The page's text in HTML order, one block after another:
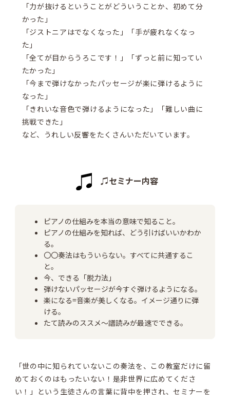
「力が抜けるということがどういうことか、初めて分
かった」
「ジストニアはでなくなった」「手が疲れなくなっ
た」
「全てが目からうろこです！」「ずっと前に知ってい
たかった」
「今まで弾けなかったパッセージが楽に弾けるように
なった」
「きれいな音色で弾けるようになった」「難しい曲に
挑戦できた」
など、うれしい反響をたくさんいただいています。
♫セミナー内容
ピアノの仕組みを本当の意味で知ること。
ピアノの仕組みを知れば、どう引けばいいかわか
る。
〇〇奏法はもういらない。すべてに共通するこ
と。
今、できる「脱力法」
弾けないパッセージが今すぐ弾けるようになる。
楽になる=音楽が美しくなる。イメージ通りに弾
ける。
たて読みのススメ～譜読みが最速でできる。
「世の中に知られていないこの奏法を、この教室だけに留
めておくのはもったいない！是非世界に広めてくださ
い！」という生徒さんの言葉に背中を押され、セミナーを